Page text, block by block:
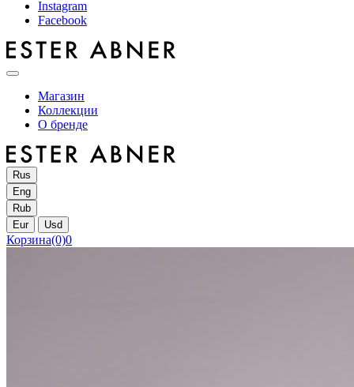
Instagram
Facebook
Магазин
Коллекции
О бренде
Rus
Eng
Rub
Eur
Usd
Корзина(0)0